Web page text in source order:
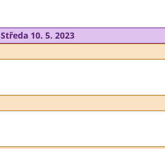
Středa 10. 5. 2023